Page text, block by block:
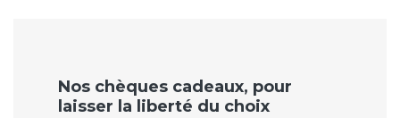
Nos chèques cadeaux, pour
laisser la liberté du choix